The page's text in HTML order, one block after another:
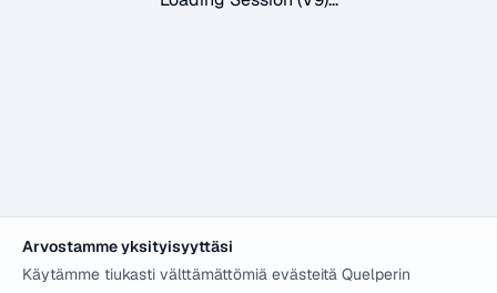
Arvostamme yksityisyyttäsi
Käytämme tiukasti välttämättömiä evästeitä Quelperin